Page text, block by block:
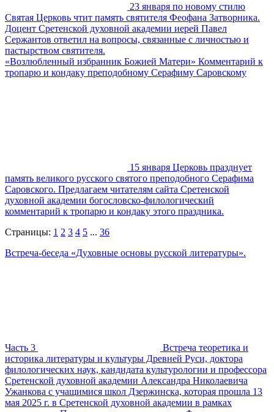
23 января по новому стилю
Святая Церковь чтит память святителя Феофана Затворника.
Доцент Сретенской духовной академии иерей Павел
Сержантов ответил на вопросы, связанные с личностью и
пастырством святителя.
«Возлюбленный избранник Божией Матери» Комментарий к
тропарю и кондаку преподобному Серафиму Саровскому
15 января Церковь празднует
память великого русского святого преподобного Серафима
Саровского. Предлагаем читателям сайта Сретенской
духовной академии богословско-филологический
комментарий к тропарю и кондаку этого праздника.
Страницы: 1 2 3 4 5 ... 36
Встреча-беседа «Духовные основы русской литературы».
Часть 3
Встреча теоретика и
историка литературы и культуры Древней Руси, доктора
филологических наук, кандидата культурологии и профессора
Сретенской духовной академии Александра Николаевича
Ужанкова с учащимися школ Дзержинска, которая прошла 13
мая 2025 г. в Сретенской духовной академии в рамках